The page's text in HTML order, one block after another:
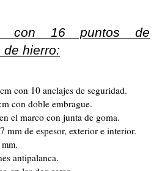
con 16 puntos de
de hierro:
con 10 anclajes de seguridad.
con doble embrague.
el marco con junta de goma.
mm de espesor, exterior e interior.
antipalanca.